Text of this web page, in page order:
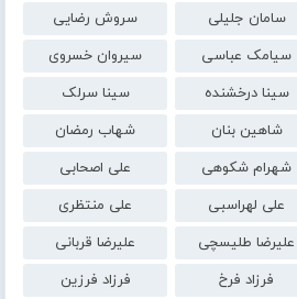
سامان جلیلی
سروش رضایی
سیامک عباسی
سیروان خسروی
سینا درخشنده
سینا سرلک
شاهین بنان
شهاب رمضان
شهرام شکوهی
علی اصحابی
علی لهراسبی
علی منتظری
علیرضا طلیسچی
علیرضا قربانی
فرزاد فرخ
فرزاد فرزین